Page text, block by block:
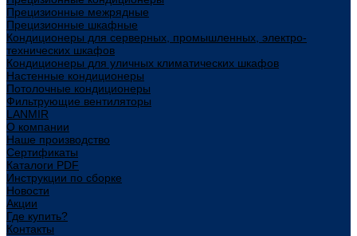
Прецизионные межрядные
Прецизионные шкафные
Кондиционеры для серверных, промышленных, электро-
технических шкафов
Кондиционеры для уличных климатических шкафов
Настенные кондиционеры
Потолочные кондиционеры
Фильтрующие вентиляторы
LANMIR
О компании
Наше производство
Сертификаты
Каталоги PDF
Инструкции по сборке
Новости
Акции
Где купить?
Контакты